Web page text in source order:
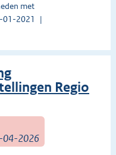
met
01-2021
Regio
04-2026